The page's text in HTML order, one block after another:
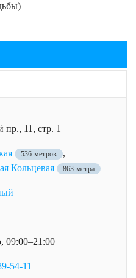
пр., 11, стр. 1
536 метров
,
Кольцевая
863 метра
09:00–21:00
54-11